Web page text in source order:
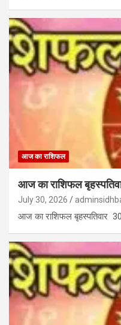
आज का राशिफल
आज का राशिफल
July 30, 2026
आज का राशिफल बृहस्पतिवार